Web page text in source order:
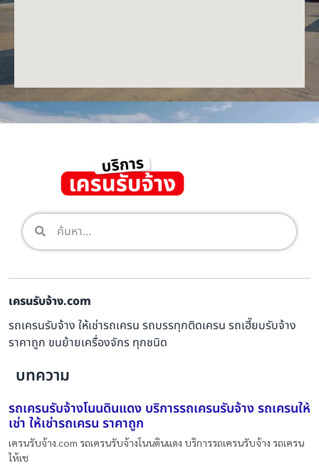
เครนรับจ้าง.com
รถเครนรับจ้าง ให้เช่ารถเครน รถบรรทุกติดเครน รถเฮี๊ยบรับจ้าง
ราคาถูก ขนย้ายเครื่องจักร ทุกชนิด
บทความ
รถเครนรับจ้างโนนดินแดง บริการรถเครนรับจ้าง รถเครนให้
เช่า ให้เช่ารถเครน ราคาถูก
เครนรับจ้าง.com รถเครนรับจ้างโนนดินแดง บริการรถเครนรับจ้าง รถเครน
ให้เช